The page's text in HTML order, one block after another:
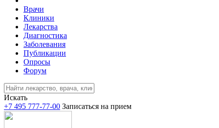
Врачи
Клиники
Лекарства
Диагностика
Заболевания
Публикации
Опросы
Форум
Искать
+7 495 777-77-00 Записаться на прием